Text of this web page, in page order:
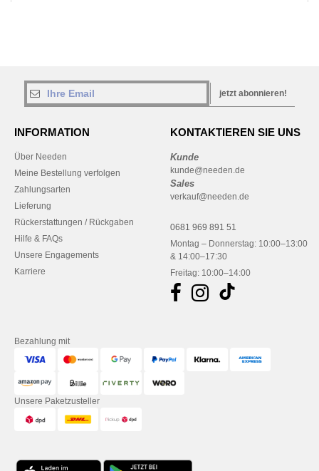
jetzt abonnieren!
INFORMATION
Über Needen
Meine Bestellung verfolgen
Zahlungsarten
Lieferung
Rückerstattungen / Rückgaben
Hilfe & FAQs
Unsere Engagements
Karriere
KONTAKTIEREN SIE UNS
Kunde
kunde@needen.de
Sales
verkauf@needen.de
0681 969 891 51
Montag – Donnerstag: 10:00–13:00
& 14:00–17:30
Freitag: 10:00–14:00
Bezahlung mit
Unsere Paketzusteller